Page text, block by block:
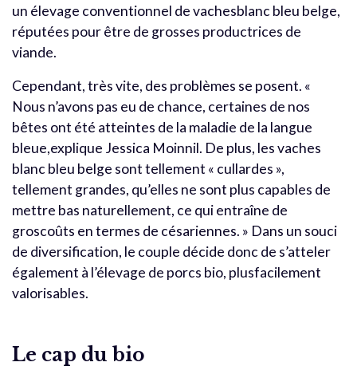
un élevage conventionnel de vachesblanc bleu belge,
réputées pour être de grosses productrices de
viande.
Cependant, très vite, des problèmes se posent. «
Nous n’avons pas eu de chance, certaines de nos
bêtes ont été atteintes de la maladie de la langue
bleue,explique Jessica Moinnil. De plus, les vaches
blanc bleu belge sont tellement « cullardes »,
tellement grandes, qu’elles ne sont plus capables de
mettre bas naturellement, ce qui entraîne de
groscoûts en termes de césariennes. » Dans un souci
de diversification, le couple décide donc de s’atteler
également à l’élevage de porcs bio, plusfacilement
valorisables.
Le cap du bio